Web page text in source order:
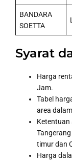
BANDARA
SOETTA
Syarat
Harga
Jam.
Tabel
area
Ketentuan
timur dan
Harga